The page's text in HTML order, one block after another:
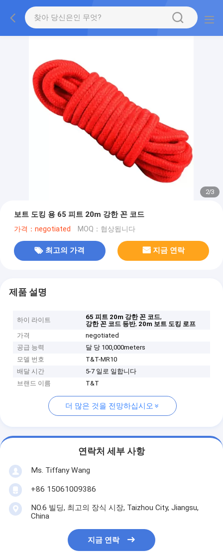
2/3
보트 도킹 용 65 피트 20m 강한 꼰 코드
가격：negotiated MOQ：협상됩니다
최고의 가격 지금 연락
제품 설명
하이 라이트 65 피트 20m 강한 꼰 코드,
강한 꼰 코드 등반, 20m 보트 도킹 로프
가격
negotiated
공급 능력
달 당 100,000meters
모델 번호
T&T-MR10
배달 시간
5-7 일로 일합니다
브랜드 이름
T&T
더 많은 것을 전망하십시오
연락처 세부 사항
Ms. Tiffany Wang
+86 15061009386
NO.6 빌딩, 최고의 장식 시장, Taizhou City, Jiangsu,
China
지금 연락